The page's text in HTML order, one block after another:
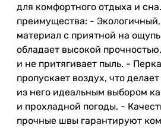
для комфортного отдыха и
преимущества: -
материал с приятной на
обладает высокой
и не притягивает пыль. -
пропускает воздух, что
из него идеальным выбором
и прохладной погоды. -
прочные швы гарантируют